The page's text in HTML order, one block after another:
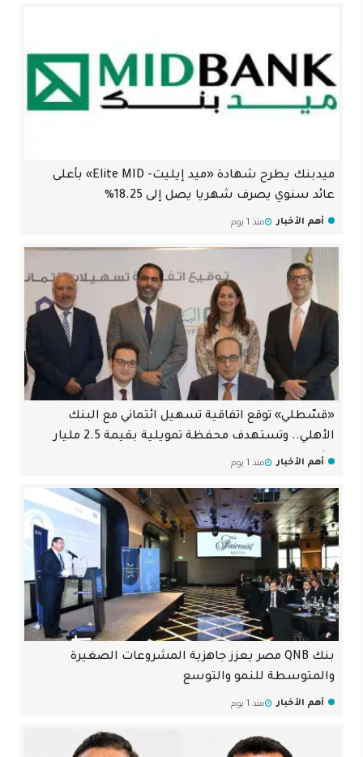
ميدبنك يطرح شهادة «ميد إيليت- Elite MID» بأعلى
عائد سنوي يصرف شهريا يصل إلى 18.25%
أهم الأخبار منذ 1 يوم
«قسّطلي» توقع اتفاقية تسهيل ائتماني مع البنك
الأهلي.. وتستهدف محفظة تمويلية بقيمة 2.5 مليار
جنيهأهم الأخبار منذ 1 يوم
بنك QNB مصر يعزز جاهزية المشروعات الصغيرة
والمتوسطة للنمو والتوسع
أهم الأخبار منذ 1 يوم